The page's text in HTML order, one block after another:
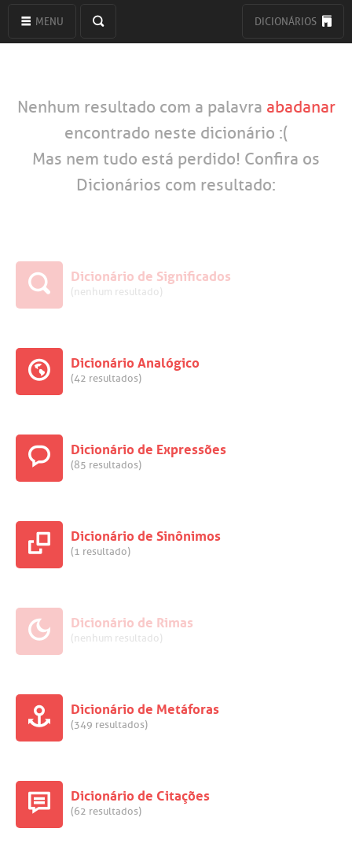
MENU DICIONÁRIOS
Nenhum resultado com a palavra abadanar
encontrado neste dicionário :(
Mas nem tudo está perdido! Confira os
Dicionários com resultado:
Dicionário de Significados
(nenhum resultado)
Dicionário Analógico
(42 resultados)
Dicionário de Expressões
(85 resultados)
Dicionário de Sinônimos
(1 resultado)
Dicionário de Rimas
(nenhum resultado)
Dicionário de Metáforas
(349 resultados)
Dicionário de Citações
(62 resultados)